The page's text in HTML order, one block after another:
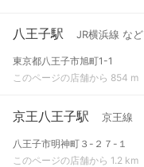
八王子駅 JR横浜線 など
東京都八王子市旭町1-1
このページの店舗から 854 m
京王八王子駅 京王線
八王子市明神町３-２７-１
このページの店舗から 1.2 km